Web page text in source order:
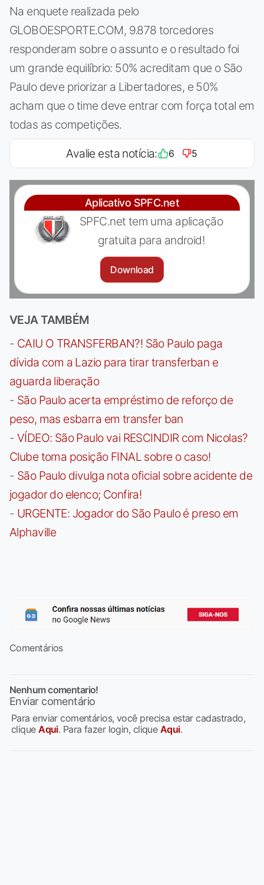
Na enquete realizada pelo
GLOBOESPORTE.COM, 9.878 torcedores
responderam sobre o assunto e o resultado foi
um grande equilíbrio: 50% acreditam que o São
Paulo deve priorizar a Libertadores, e 50%
acham que o time deve entrar com força total em
todas as competições.
Avalie esta notícia: 6 5
Aplicativo SPFC.net
SPFC.net tem uma aplicação
gratuita para android!
Download
VEJA TAMBÉM
- CAIU O TRANSFERBAN?! São Paulo paga
dívida com a Lazio para tirar transferban e
aguarda liberação
- São Paulo acerta empréstimo de reforço de
peso, mas esbarra em transfer ban
- VÍDEO: São Paulo vai RESCINDIR com Nicolas?
Clube toma posição FINAL sobre o caso!
- São Paulo divulga nota oficial sobre acidente de
jogador do elenco; Confira!
- URGENTE: Jogador do São Paulo é preso em
Alphaville
Comentários
Nenhum comentario!
Enviar comentário
Para enviar comentários, você precisa estar cadastrado,
cliqueAqui. Para fazer login, clique Aqui.